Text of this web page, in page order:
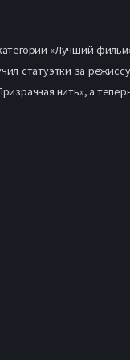
«Лучший
статуэтки за
нить», а